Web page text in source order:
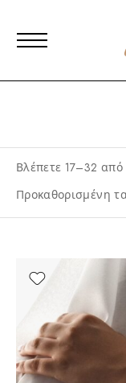
Βλέπετε 17–32
Προκαθορισμένη